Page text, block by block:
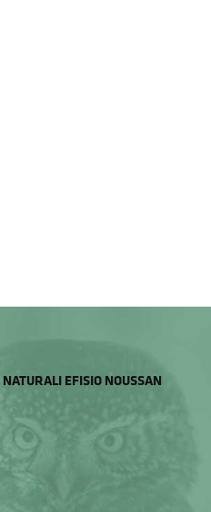
EFISIO NOUSSAN